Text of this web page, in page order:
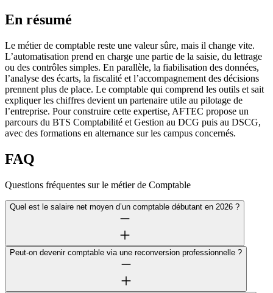
En résumé
Le métier de comptable reste une valeur sûre, mais il change vite.
L’automatisation prend en charge une partie de la saisie, du lettrage
ou des contrôles simples. En parallèle, la fiabilisation des données,
l’analyse des écarts, la fiscalité et l’accompagnement des décisions
prennent plus de place. Le comptable qui comprend les outils et sait
expliquer les chiffres devient un partenaire utile au pilotage de
l’entreprise. Pour construire cette expertise, AFTEC propose un
parcours du BTS Comptabilité et Gestion au DCG puis au DSCG,
avec des formations en alternance sur les campus concernés.
FAQ
Questions fréquentes sur le métier de Comptable
Quel est le salaire net moyen d’un comptable débutant en 2026 ?
Peut-on devenir comptable via une reconversion professionnelle ?